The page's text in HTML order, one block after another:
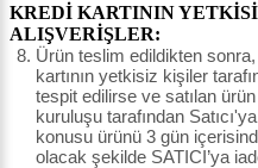
KREDİ KARTININ
ALIŞVERİŞLER:
Ürün teslim edildikten sonra,
kartının yetkisiz kişiler
tespit edilirse ve satılan
kuruluşu tarafından
konusu ürünü 3 gün
olacak şekilde SATICI’ya